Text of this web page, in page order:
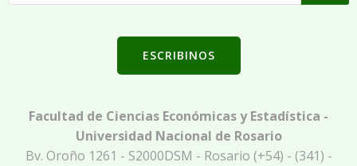
ESCRIBINOS
Facultad de Ciencias Económicas y Estadística -
Universidad Nacional de Rosario
Bv. Oroño 1261 - S2000DSM - Rosario (+54) - (341) -